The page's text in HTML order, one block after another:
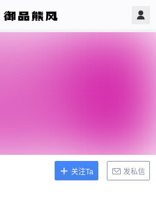
关注Ta 发私信